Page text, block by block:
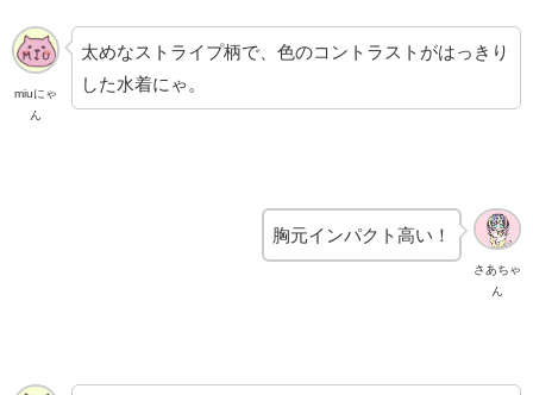
miuにゃ
ん
太めなストライプ柄で、色のコントラストがはっきり
した水着にゃ。
さあちゃ
ん
胸元インパクト高い！